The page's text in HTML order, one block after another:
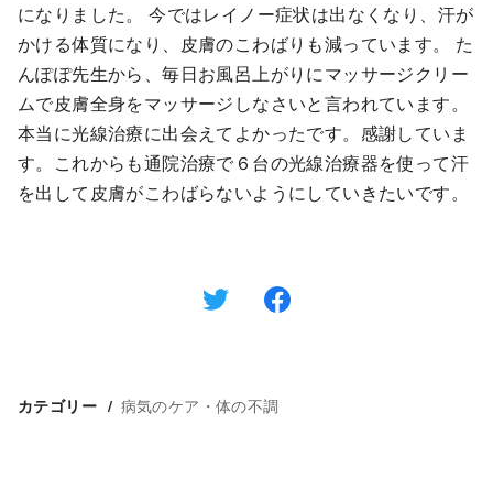
になりました。 今ではレイノー症状は出なくなり、汗が
かける体質になり、皮膚のこわばりも減っています。 た
んぽぽ先生から、毎日お風呂上がりにマッサージクリー
ムで皮膚全身をマッサージしなさいと言われています。
本当に光線治療に出会えてよかったです。感謝していま
す。これからも通院治療で６台の光線治療器を使って汗
を出して皮膚がこわばらないようにしていきたいです。
カテゴリー 病気のケア・体の不調